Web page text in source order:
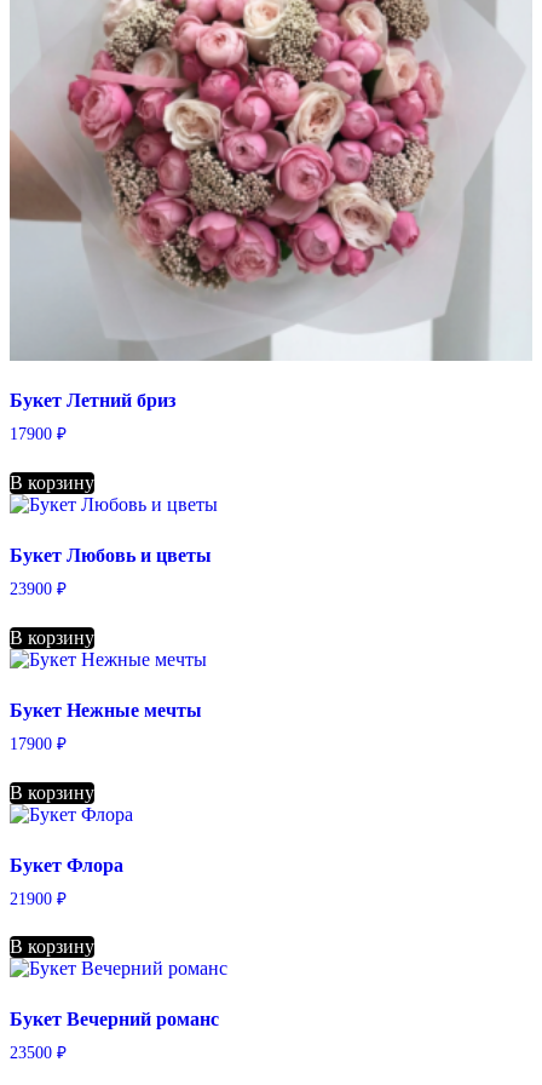
Букет Летний бриз
17900 ₽
В корзину
Букет Любовь и цветы
23900 ₽
В корзину
Букет Нежные мечты
17900 ₽
В корзину
Букет Флора
21900 ₽
В корзину
Букет Вечерний романс
23500 ₽